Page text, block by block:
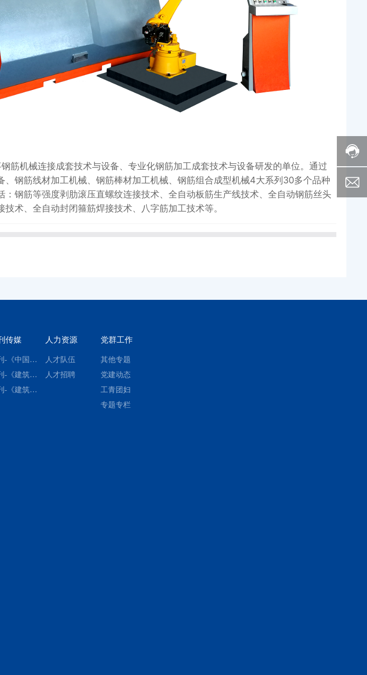
筋机械连接成套技术与设备、专业化钢筋加工成套技术与设备研发的单位。通过
、钢筋线材加工机械、钢筋棒材加工机械、钢筋组合成型机械4大系列30多个品种
：钢筋等强度剥肋滚压直螺纹连接技术、全自动板筋生产线技术、全自动钢筋丝头
术、全自动封闭箍筋焊接技术、八字筋加工技术等。
传媒
-《中国电
-《建筑机
》
-《建筑机
人力资源
人才队伍
人才招聘
党群工作
其他专题
党建动态
工青团妇
专题专栏